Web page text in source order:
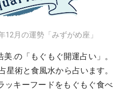
12月の運勢「みずがめ座」
.の「もぐもぐ開運占い」。
星術と食風水から占います。
ッキーフードをもぐもぐ食べ